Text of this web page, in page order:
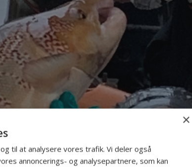
×
til at analysere vores trafik. Vi deler også
annoncerings- og analysepartnere, som kan